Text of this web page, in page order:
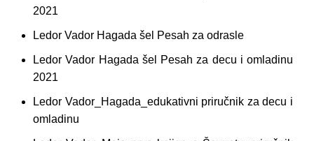
2021
Ledor Vador Hagada šel Pesah za odrasle
Ledor Vador Hagada šel Pesah za decu i omladinu
2021
Ledor Vador_Hagada_edukativni priručnik za decu i
omladinu